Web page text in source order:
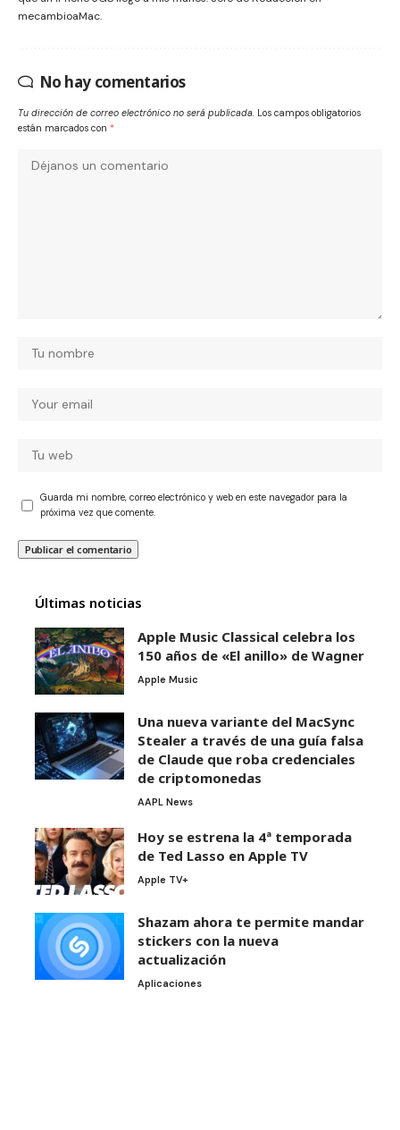
mecambioaMac.
No hay comentarios
Tu dirección de correo electrónico no será publicada. Los campos obligatorios
están marcados con *
Guarda mi nombre, correo electrónico y web en este navegador para la
próxima vez que comente.
Últimas noticias
Apple Music Classical celebra los
150 años de «El anillo» de Wagner
Apple Music
Una nueva variante del MacSync
Stealer a través de una guía falsa
de Claude que roba credenciales
de criptomonedas
AAPL News
Hoy se estrena la 4ª temporada
de Ted Lasso en Apple TV
Apple TV+
Shazam ahora te permite mandar
stickers con la nueva
actualización
Aplicaciones